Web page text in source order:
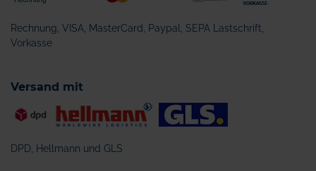
Rechnung, VISA, MasterCard, Paypal, SEPA Lastschrift,
Vorkasse
Versand mit
DPD, Hellmann und GLS